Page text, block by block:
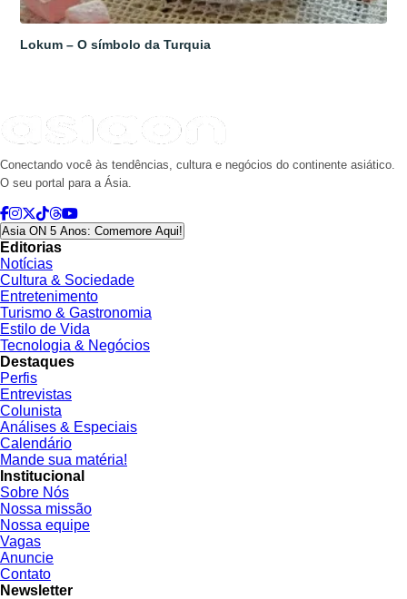
Lokum – O símbolo da Turquia
Conectando você às tendências, cultura e negócios do continente asiático.
O seu portal para a Ásia.
Asia ON 5 Anos: Comemore Aqui!
Editorias
Notícias
Cultura & Sociedade
Entretenimento
Turismo & Gastronomia
Estilo de Vida
Tecnologia & Negócios
Destaques
Perfis
Entrevistas
Colunista
Análises & Especiais
Calendário
Mande sua matéria!
Institucional
Sobre Nós
Nossa missão
Nossa equipe
Vagas
Anuncie
Contato
Newsletter